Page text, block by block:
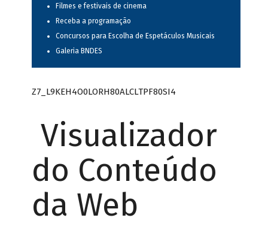
Filmes e festivais de cinema
Receba a programação
Concursos para Escolha de Espetáculos Musicais
Galeria BNDES
Z7_L9KEH4O0LORH80ALCLTPF80SI4
Visualizador
do Conteúdo
da Web